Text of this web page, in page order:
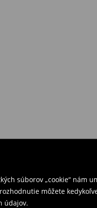
súborov „cookie“ nám
môžete
údajov.